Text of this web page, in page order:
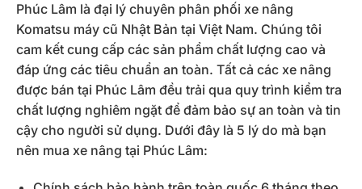
Phúc Lâm là đại lý chuyên phân phối xe nâng
Komatsu máy cũ Nhật Bản tại Việt Nam. Chúng tôi
cam kết cung cấp các sản phẩm chất lượng cao và
đáp ứng các tiêu chuẩn an toàn. Tất cả các xe nâng
được bán tại Phúc Lâm đều trải qua quy trình kiểm tra
chất lượng nghiêm ngặt để đảm bảo sự an toàn và tin
cậy cho người sử dụng. Dưới đây là 5 lý do mà bạn
nên mua xe nâng tại Phúc Lâm: